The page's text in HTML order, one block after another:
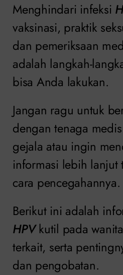
Menghindari infeksi
vaksinasi, praktik
dan pemeriksaan
adalah langkah-
bisa Anda lakukan.
Jangan ragu untuk
dengan tenaga
gejala atau ingin
informasi lebih lanjut
cara pencegahannya.
Berikut ini adalah
HPVkutil pada
terkait, serta
dan pengobatan.